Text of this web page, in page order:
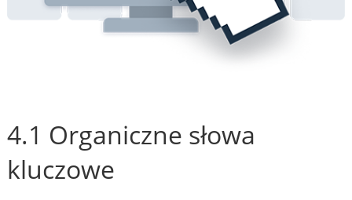
4.1 Organiczne słowa
kluczowe